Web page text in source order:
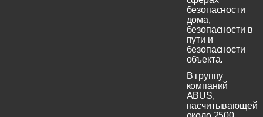
безопасности
дома,
безопасности в
пути и
безопасности
объекта.
В группу
компаний
ABUS,
насчитывающей